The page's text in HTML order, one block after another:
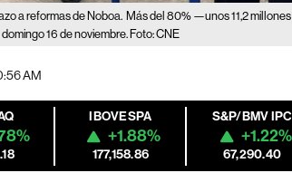
a reformas de Noboa. Más del 80% —unos 11,2
16 de noviembre. Foto: CNE
AM
IBOVESPA
+1.88%
177,158.86
S&P/BMV IPC
+1.22%
67,290.40